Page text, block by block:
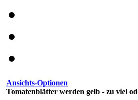
Ansichts-Optionen
Tomatenblätter werden gelb - zu viel